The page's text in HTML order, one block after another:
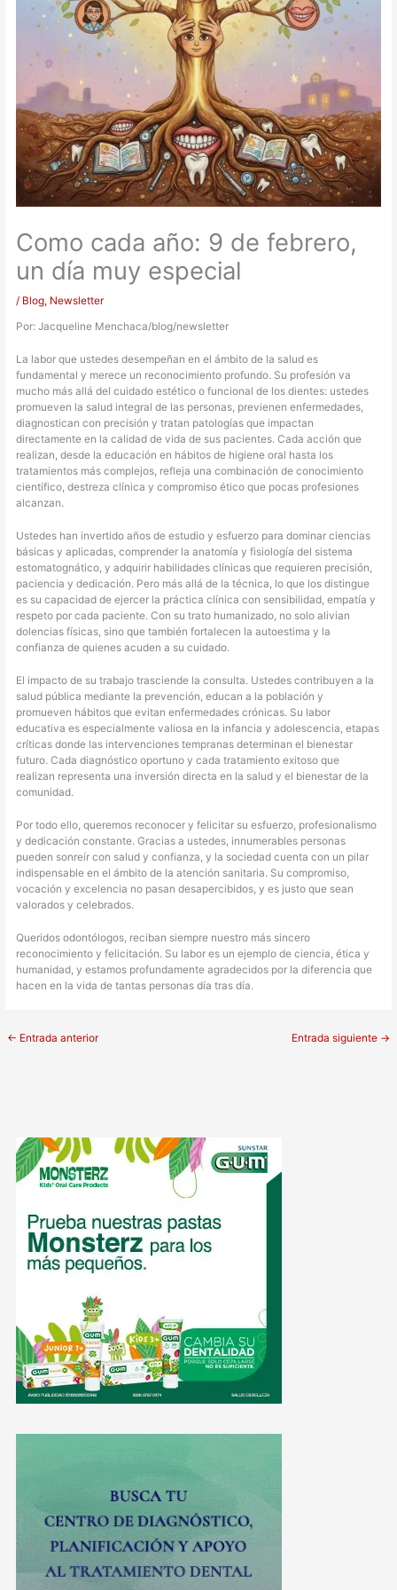
Como cada año: 9 de febrero,
un día muy especial
/ Blog, Newsletter
Por: Jacqueline Menchaca/blog/newsletter
La labor que ustedes desempeñan en el ámbito de la salud es
fundamental y merece un reconocimiento profundo. Su profesión va
mucho más allá del cuidado estético o funcional de los dientes: ustedes
promueven la salud integral de las personas, previenen enfermedades,
diagnostican con precisión y tratan patologías que impactan
directamente en la calidad de vida de sus pacientes. Cada acción que
realizan, desde la educación en hábitos de higiene oral hasta los
tratamientos más complejos, refleja una combinación de conocimiento
científico, destreza clínica y compromiso ético que pocas profesiones
alcanzan.
Ustedes han invertido años de estudio y esfuerzo para dominar ciencias
básicas y aplicadas, comprender la anatomía y fisiología del sistema
estomatognático, y adquirir habilidades clínicas que requieren precisión,
paciencia y dedicación. Pero más allá de la técnica, lo que los distingue
es su capacidad de ejercer la práctica clínica con sensibilidad, empatía y
respeto por cada paciente. Con su trato humanizado, no solo alivian
dolencias físicas, sino que también fortalecen la autoestima y la
confianza de quienes acuden a su cuidado.
El impacto de su trabajo trasciende la consulta. Ustedes contribuyen a la
salud pública mediante la prevención, educan a la población y
promueven hábitos que evitan enfermedades crónicas. Su labor
educativa es especialmente valiosa en la infancia y adolescencia, etapas
críticas donde las intervenciones tempranas determinan el bienestar
futuro. Cada diagnóstico oportuno y cada tratamiento exitoso que
realizan representa una inversión directa en la salud y el bienestar de la
comunidad.
Por todo ello, queremos reconocer y felicitar su esfuerzo, profesionalismo
y dedicación constante. Gracias a ustedes, innumerables personas
pueden sonreír con salud y confianza, y la sociedad cuenta con un pilar
indispensable en el ámbito de la atención sanitaria. Su compromiso,
vocación y excelencia no pasan desapercibidos, y es justo que sean
valorados y celebrados.
Queridos odontólogos, reciban siempre nuestro más sincero
reconocimiento y felicitación. Su labor es un ejemplo de ciencia, ética y
humanidad, y estamos profundamente agradecidos por la diferencia que
hacen en la vida de tantas personas día tras día.
← Entrada anterior Entrada siguiente →